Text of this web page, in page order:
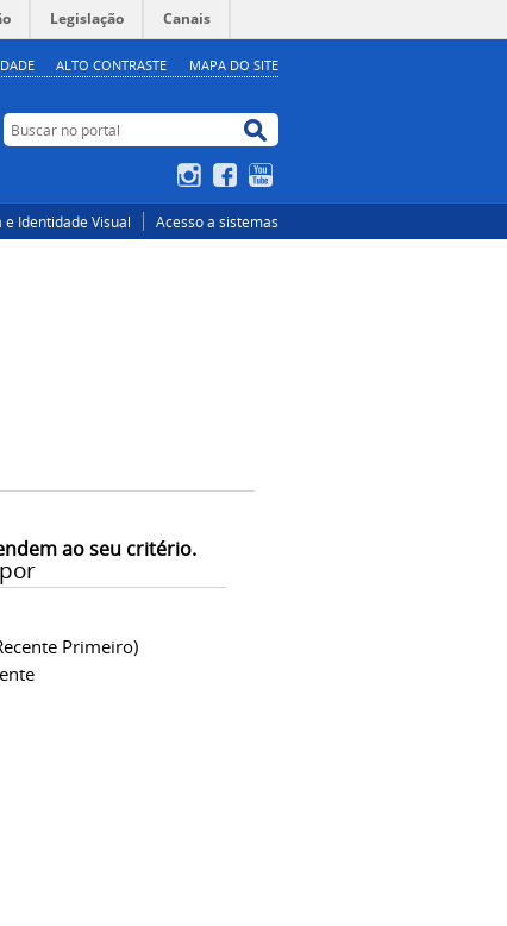
Legislação Canais
ALTO CONTRASTE MAPA DO SITE
Buscar no portal
Buscar no portal
InstagramFacebook
e Identidade Visual Acesso a sistemas
ao seu critério.
Primeiro)